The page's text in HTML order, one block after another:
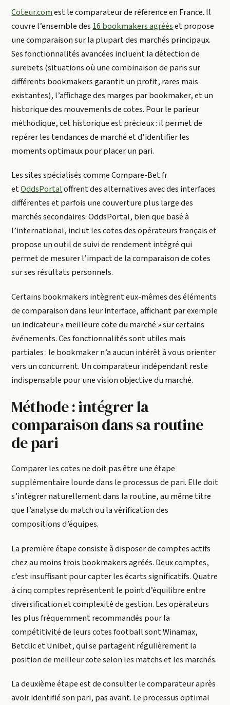
Coteur.comest le comparateur de référence en France. Il
couvre l’ensemble des16 bookmakers agrééset propose
une comparaison sur la plupart des marchés principaux.
Ses fonctionnalités avancées incluent la détection de
surebets (situations où une combinaison de paris sur
différents bookmakers garantit un profit, rares mais
existantes), l’affichage des marges par bookmaker, et un
historique des mouvements de cotes. Pour le parieur
méthodique, cet historique est précieux : il permet de
repérer les tendances de marché et d’identifier les
moments optimaux pour placer un pari.
Les sites spécialisés comme Compare-Bet.fr
etOddsPortaloffrent des alternatives avec des interfaces
différentes et parfois une couverture plus large des
marchés secondaires. OddsPortal, bien que basé à
l’international, inclut les cotes des opérateurs français et
propose un outil de suivi de rendement intégré qui
permet de mesurer l’impact de la comparaison de cotes
sur ses résultats personnels.
Certains bookmakers intègrent eux-mêmes des éléments
de comparaison dans leur interface, affichant par exemple
un indicateur « meilleure cote du marché » sur certains
événements. Ces fonctionnalités sont utiles mais
partiales : le bookmaker n’a aucun intérêt à vous orienter
vers un concurrent. Un comparateur indépendant reste
indispensable pour une vision objective du marché.
Méthode : intégrer la
comparaison dans sa routine
de pari
Comparer les cotes ne doit pas être une étape
supplémentaire lourde dans le processus de pari. Elle doit
s’intégrer naturellement dans la routine, au même titre
que l’analyse du match ou la vérification des
compositions d’équipes.
La première étape consiste à disposer de comptes actifs
chez au moins trois bookmakers agréés. Deux comptes,
c’est insuffisant pour capter les écarts significatifs. Quatre
à cinq comptes représentent le point d’équilibre entre
diversification et complexité de gestion. Les opérateurs
les plus fréquemment recommandés pour la
compétitivité de leurs cotes football sont Winamax,
Betclic et Unibet, qui se partagent régulièrement la
position de meilleur cote selon les matchs et les marchés.
La deuxième étape est de consulter le comparateur après
avoir identifié son pari, pas avant. Le processus optimal